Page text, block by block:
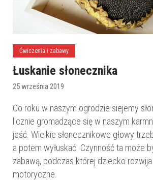
Ćwiczenia i zabawy
Łuskanie słonecznika
25 września 2019
Co roku w naszym ogrodzie siejemy
licznie gromadzące się w naszym
jeść. Wielkie słonecznikowe głowy
a potem wyłuskać. Czynność ta może
zabawą, podczas której dziecko
motoryczne.